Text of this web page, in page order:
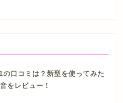
口コミは？新型を使ってみた
をレビュー！